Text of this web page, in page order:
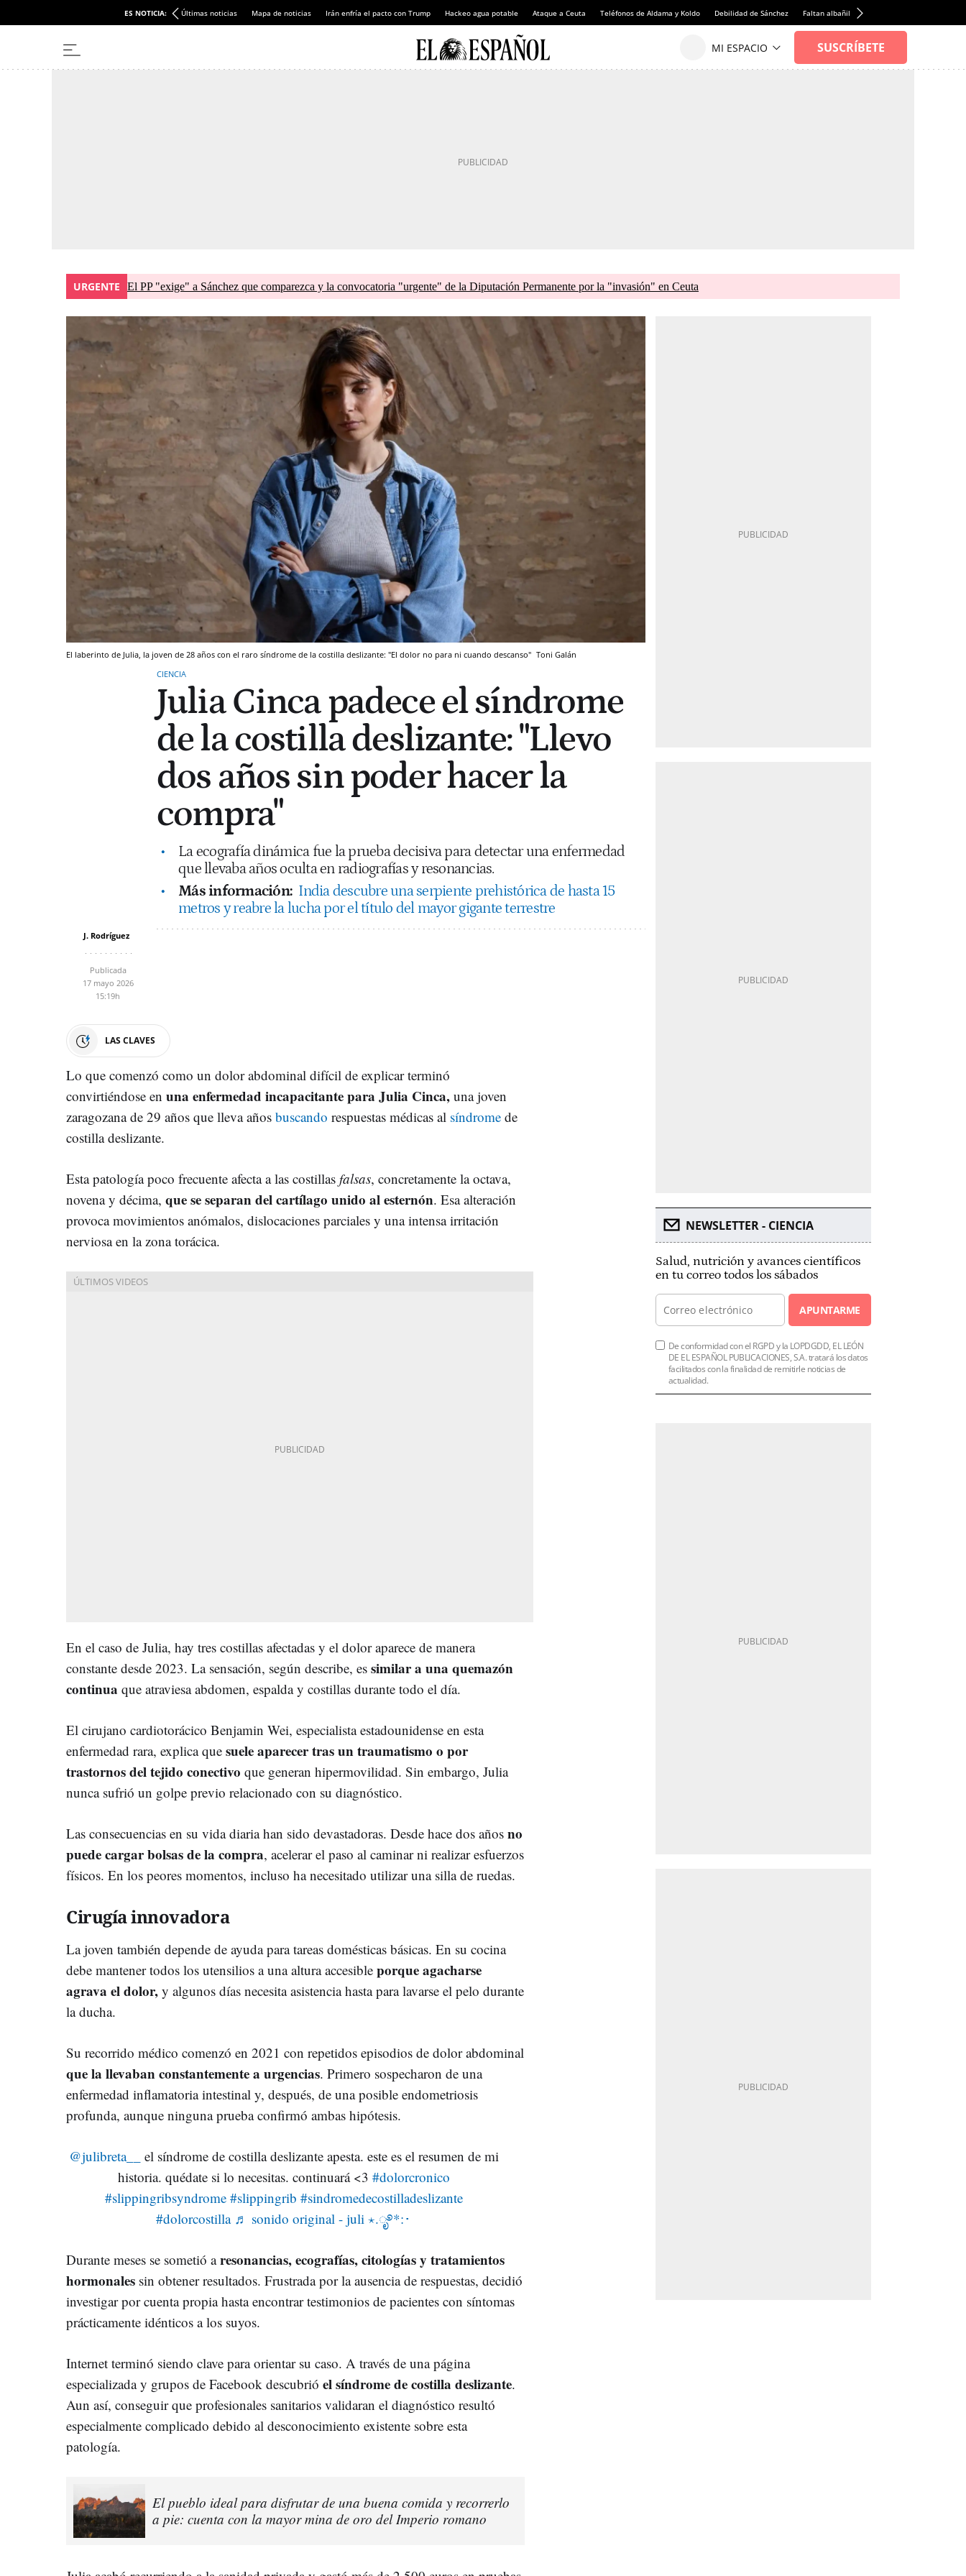
ES NOTICIA: Últimas noticias Mapa de noticias Irán enfría el pacto con Trump Hackeo agua potable Ataque a Ceuta Teléfonos de Aldama y Koldo Debilidad de Sánchez Faltan albañiles
URGENTE El PP "exige" a Sánchez que comparezca y la convocatoria "urgente" de la Diputación Permanente por la "invasión" en Ceuta
El laberinto de Julia, la joven de 28 años con el raro síndrome de la costilla deslizante: "El dolor no para ni cuando descanso" Toni Galán
CIENCIA
Julia Cinca padece el síndrome
de la costilla deslizante: "Llevo
dos años sin poder hacer la
compra"
La ecografía dinámica fue la prueba decisiva para detectar una enfermedad
que llevaba años oculta en radiografías y resonancias.
Más información: India descubre una serpiente prehistórica de hasta 15
metros y reabre la lucha por el título del mayor gigante terrestre
J. Rodríguez
Publicada
17 mayo 2026
15:19h
LAS CLAVES
Lo que comenzó como un dolor abdominal difícil de explicar terminó
convirtiéndose en una enfermedad incapacitante para Julia Cinca, una joven
zaragozana de 29 años que lleva años buscando respuestas médicas al síndrome de
costilla deslizante.
Esta patología poco frecuente afecta a las costillas falsas, concretamente la octava,
novena y décima, que se separan del cartílago unido al esternón. Esa alteración
provoca movimientos anómalos, dislocaciones parciales y una intensa irritación
nerviosa en la zona torácica.
En el caso de Julia, hay tres costillas afectadas y el dolor aparece de manera
constante desde 2023. La sensación, según describe, es similar a una quemazón
continua que atraviesa abdomen, espalda y costillas durante todo el día.
El cirujano cardiotorácico Benjamin Wei, especialista estadounidense en esta
enfermedad rara, explica que suele aparecer tras un traumatismo o por
trastornos del tejido conectivo que generan hipermovilidad. Sin embargo, Julia
nunca sufrió un golpe previo relacionado con su diagnóstico.
Las consecuencias en su vida diaria han sido devastadoras. Desde hace dos años no
puede cargar bolsas de la compra, acelerar el paso al caminar ni realizar esfuerzos
físicos. En los peores momentos, incluso ha necesitado utilizar una silla de ruedas.
Cirugía innovadora
La joven también depende de ayuda para tareas domésticas básicas. En su cocina
debe mantener todos los utensilios a una altura accesible porque agacharse
agrava el dolor, y algunos días necesita asistencia hasta para lavarse el pelo durante
la ducha.
Su recorrido médico comenzó en 2021 con repetidos episodios de dolor abdominal
que la llevaban constantemente a urgencias. Primero sospecharon de una
enfermedad inflamatoria intestinal y, después, de una posible endometriosis
profunda, aunque ninguna prueba confirmó ambas hipótesis.
@julibreta__
el síndrome de costilla deslizante apesta. este es el resumen de mi
historia. quédate si lo necesitas. continuará <3 #dolorcronico
#slippingribsyndrome #slippingrib #sindromedecostilladeslizante
#dolorcostilla ♬ sonido original - juli ⋆.ೃ࿔*:･
Durante meses se sometió aresonancias, ecografías, citologías y tratamientos
hormonales sin obtener resultados. Frustrada por la ausencia de respuestas, decidió
investigar por cuenta propia hasta encontrar testimonios de pacientes con síntomas
prácticamente idénticos a los suyos.
Internet terminó siendo clave para orientar su caso. A través de una página
especializada y grupos de Facebook descubrió el síndrome de costilla deslizante.
Aun así, conseguir que profesionales sanitarios validaran el diagnóstico resultó
especialmente complicado debido al desconocimiento existente sobre esta
patología.
El pueblo ideal para disfrutar de una buena comida y recorrerlo
a pie: cuenta con la mayor mina de oro del Imperio romano
NEWSLETTER - CIENCIA
Salud, nutrición y avances científicos
en tu correo todos los sábados
APUNTARME
De conformidad con el RGPD y la LOPDGDD, EL LEÓN
DE EL ESPAÑOL PUBLICACIONES, S.A. tratará los datos
facilitados con la finalidad de remitirle noticias de
actualidad.